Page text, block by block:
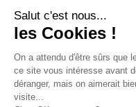
4 Rue de la
10 rue
À L'HORIZON 2025
Salut c'est nous...
les Cookies !
On a attendu d'être sûrs que
ce site vous intéresse avant
déranger, mais on aimerait
visite...